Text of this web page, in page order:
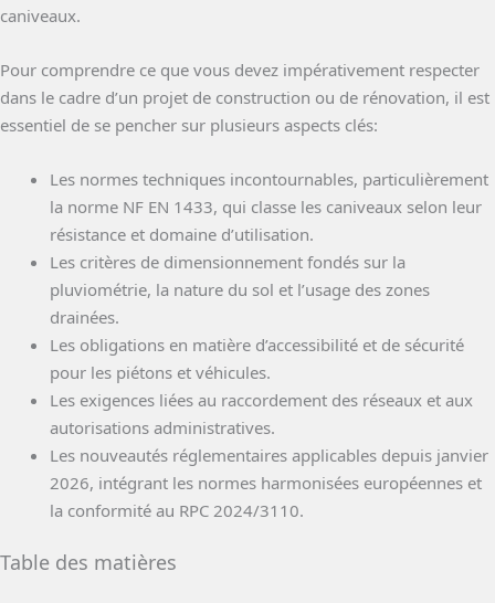
caniveaux.
Pour comprendre ce que vous devez impérativement respecter
dans le cadre d’un projet de construction ou de rénovation, il est
essentiel de se pencher sur plusieurs aspects clés:
Les normes techniques incontournables, particulièrement
la norme NF EN 1433, qui classe les caniveaux selon leur
résistance et domaine d’utilisation.
Les critères de dimensionnement fondés sur la
pluviométrie, la nature du sol et l’usage des zones
drainées.
Les obligations en matière d’accessibilité et de sécurité
pour les piétons et véhicules.
Les exigences liées au raccordement des réseaux et aux
autorisations administratives.
Les nouveautés réglementaires applicables depuis janvier
2026, intégrant les normes harmonisées européennes et
la conformité au RPC 2024/3110.
Table des matières